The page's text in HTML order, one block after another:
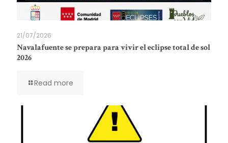
21/07/2026
Navalafuente se prepara para vivir el eclipse total de sol
2026
Read more